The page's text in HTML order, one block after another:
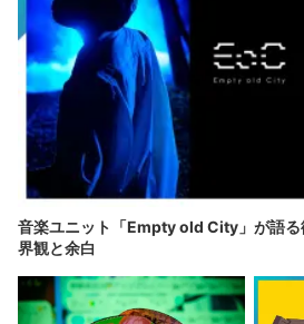
音楽ユニット「Empty old City」が語
界観と余白